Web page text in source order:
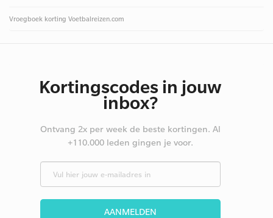
Vroegboek korting Voetbalreizen.com
Kortingscodes in jouw
inbox?
Ontvang 2x per week de beste kortingen. Al
+110.000 leden gingen je voor.
AANMELDEN